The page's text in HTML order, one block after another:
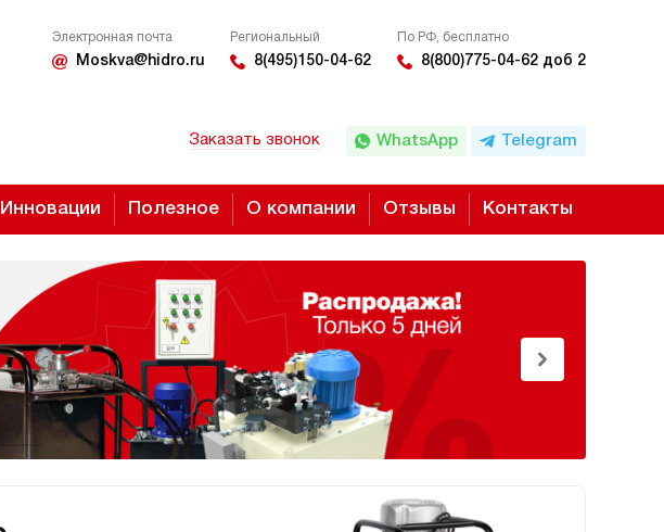
Электронная почта
Moskva@hidro.ru
Региональный
8(495)150-04-62
По РФ, бесплатно
8(800)775-04-62 доб 2
Заказать звонок WhatsApp Telegram
Инновации Полезное О компании Отзывы Контакты